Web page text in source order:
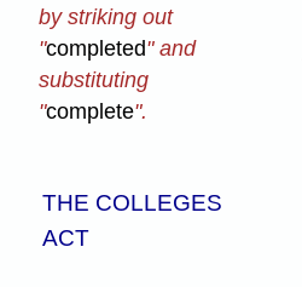
by striking out
"completed" and
substituting
"complete".
THE COLLEGES
ACT